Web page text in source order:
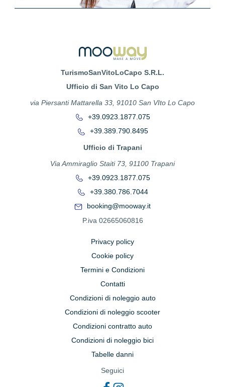
TurismoSanVitoLoCapo S.R.L.
Ufficio di San Vito Lo Capo
via Piersanti Mattarella 33, 91010 San VIto Lo Capo
+39.0923.1877.075
+39.389.790.8495
Ufficio di Trapani
Via Ammiraglio Staiti 73, 91100 Trapani
+39.0923.1877.075
+39.380.786.7044
booking@mooway.it
P.iva 02665060816
Privacy policy
Cookie policy
Termini e Condizioni
Contatti
Condizioni di noleggio auto
Condizioni di noleggio scooter
Condizioni contratto auto
Condizioni di noleggio bici
Tabelle danni
Seguici